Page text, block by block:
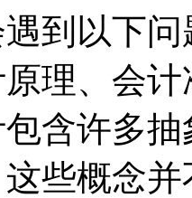
到以下
理、会
含许多
些概念